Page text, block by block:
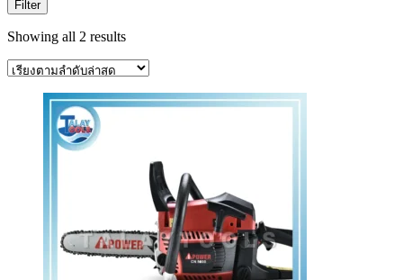
Filter
Showing all 2 resultsSorted
latest